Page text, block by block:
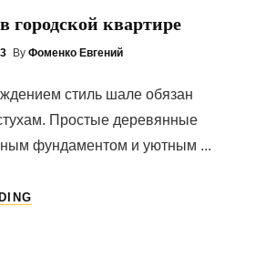
городской квартире
By Фоменко Евгений
стиль шале обязан
Простые деревянные
фундаментом и уютным ...